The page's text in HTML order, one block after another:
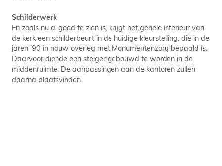
Schilderwerk
En zoals nu al goed te zien is, krijgt het gehele interieur van
de kerk een schilderbeurt in de huidige kleurstelling, die in de
jaren ’90 in nauw overleg met Monumentenzorg bepaald is.
Daarvoor diende een steiger gebouwd te worden in de
middenruimte. De aanpassingen aan de kantoren zullen
daarna plaatsvinden.